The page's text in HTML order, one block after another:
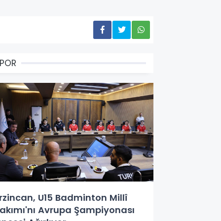
U15 Badminton Millî
Avrupa Şampiyonası